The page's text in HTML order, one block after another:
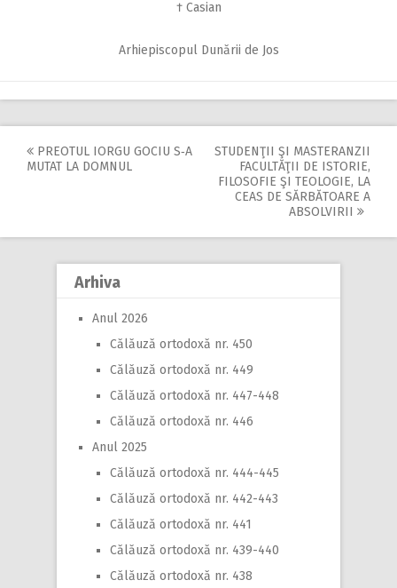
† Casian
Arhiepiscopul Dunării de Jos
Post
PREOTUL IORGU GOCIU S‑A
MUTAT LA DOMNUL
STUDENŢII ŞI MASTERANZII
FACULTĂŢII DE ISTORIE,
FILOSOFIE ŞI TEOLOGIE, LA
CEAS DE SĂRBĂTOARE A
ABSOLVIRII
Arhiva
Anul 2026
Călăuză ortodoxă nr. 450
Călăuză ortodoxă nr. 449
Călăuză ortodoxă nr. 447-448
Călăuză ortodoxă nr. 446
Anul 2025
Călăuză ortodoxă nr. 444-445
Călăuză ortodoxă nr. 442-443
Călăuză ortodoxă nr. 441
Călăuză ortodoxă nr. 439-440
Călăuză ortodoxă nr. 438